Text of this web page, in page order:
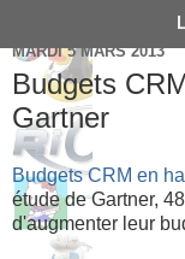
MARDI 5 MARS 2013
Budgets
Gartner
Budgets CRM en
étude de Gartner,
d'augmenter leur